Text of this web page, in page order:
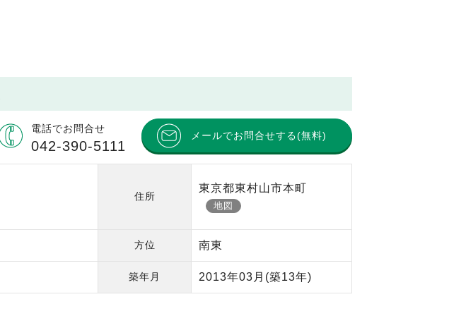
電話でお問合せ
042-390-5111
メールでお問合せする(無料)
住所
東京都東村山市本町
地図
方位 南東
築年月 2013年03月 (築13年)